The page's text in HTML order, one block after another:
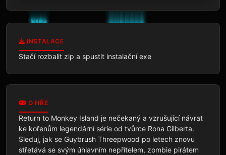
INSTALACE
Stačí rozbalit zip a spustit instalační exe
O HŘE
Return to Monkey Island je nečekaný a vzrušující návrat
ke kořenům legendární série od tvůrce Rona Gilberta.
Sleduj, jak se Guybrush Threepwood po letech znovu
střetává se svým úhlavním nepřítelem, zombie pirátem